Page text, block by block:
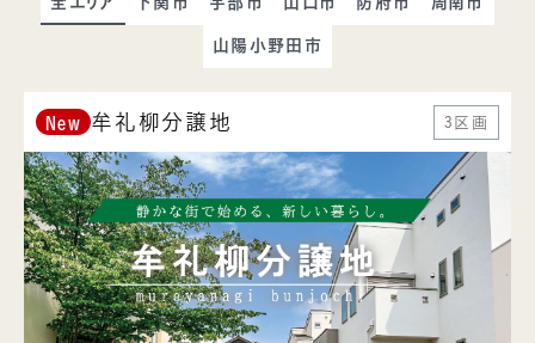
山陽小野田市
New 牟礼柳分譲地 3区画